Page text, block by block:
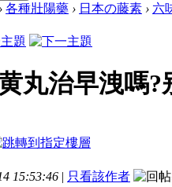
› 各種壯陽藥 › 日本の藤素 › 六
丸治早洩嗎
15:53:46 | 只看該作者